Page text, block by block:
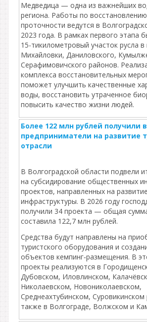
Медведица — одна из важнейших
региона. Работы по
проточности ведутся в
2023 года. В рамках первого этапа
15-тикилометровый участок русла в
Михайловки, Даниловского,
Серафимовичского районов.
комплекса восстановительных
поможет улучшить качественные
воды, восстановить утраченное
повысить качество жизни людей.
Более 122 млн рублей получили
предприниматели на развитие
отрасли
В Волгоградской области подвели
на субсидирование общественных
проектов, направленных на
инфраструктуры. В 2026 году
получили 34 проекта — общая
составила 122,7 млн рублей.
Средства будут направлены на
туристского оборудования и
объектов кемпинг‑размещения. В
проекты реализуются в
Дубовском, Иловлинском,
Николаевском, Новониколаевском,
Среднеахтубинском, Суровикинском
также в Волгограде, Волжском и